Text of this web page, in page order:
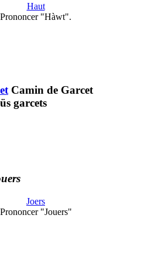
Haut
Prononcer "Hàwt".
Camin de Garcet
garcets
Joers
Prononcer "Jouers"